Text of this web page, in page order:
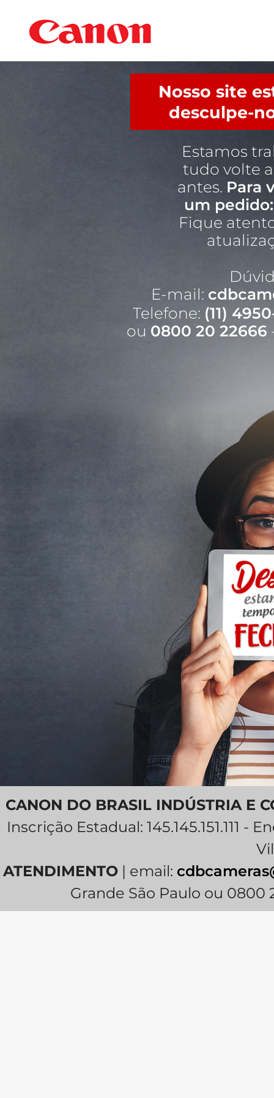
Nosso site
desculpe-
Estamos
tudo volte
antes. Para
um
Fique
E-mail:
Telefone: (11)
ou 0800 20 22666
CANON DO BRASIL INDÚSTRIA E
Inscrição Estadual: 145.145.151.111 -
ATENDIMENTO| email:
Grande São Paulo ou 0800